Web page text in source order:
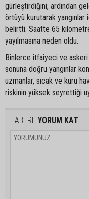
gürleştirdiğini, ardından
örtüyü kurutarak
belirtti. Saatte 65
yayılmasına neden oldu.
Binlerce itfaiyeci ve
sonuna doğru yangınlar
uzmanlar, sıcak ve kuru
riskinin yüksek seyrettiği
HABERE YORUM KAT